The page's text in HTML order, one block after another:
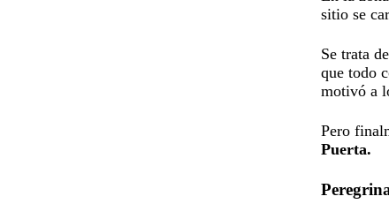
sitio se
Se trata
que todo
motivó a
Pero
Puerta.